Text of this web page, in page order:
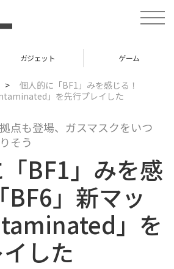
t
o
t
ガジェット ゲーム
>
個人的に「BF1」みを感じる！
」を先行プレイした
点も登場、ガスマスクをいつ
そう
BF1」みを感
BF6」新マッ
」を
した